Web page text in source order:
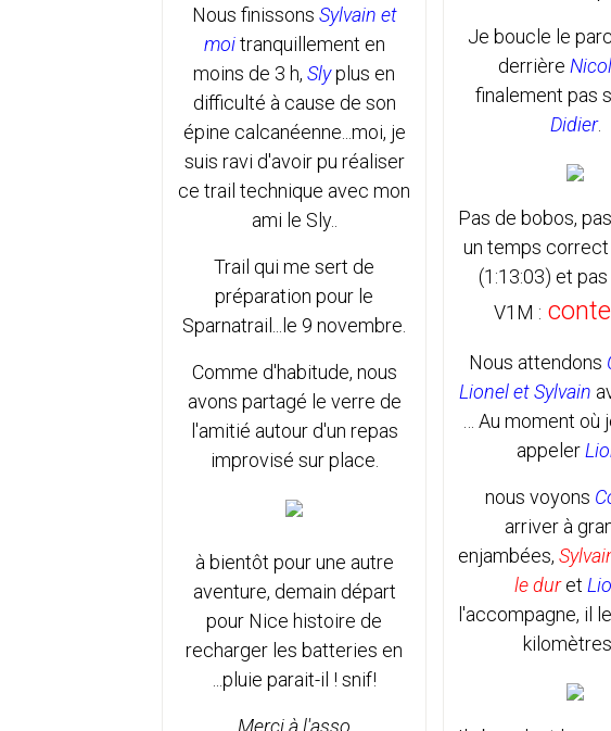
Nous finissons Sylvain et
moitranquillement en
moins de 3 h, Slyplus en
difficulté à cause de son
épine calcanéenne...moi, je
suis ravi d'avoir pu réaliser
ce trail technique avec mon
ami le Sly..
Trail qui me sert de
préparation pour le
Sparnatrail...le 9 novembre.
Comme d'habitude, nous
avons partagé le verre de
l'amitié autour d'un repas
improvisé sur place.
à bientôt pour une autre
aventure, demain départ
pour Nice histoire de
recharger les batteries en
...pluie parait-il ! snif!
Merci à l'asso
Je boucle le
derrière
finalement pas
Didier.
Pas de bobos,
un temps
(1:13:03) et
V1M :
Nous attendons
Lionel et Sylvain
… Au moment où
appeler
nous voyons
arriver à
enjambées,
le dur et
l'accompagne, il
kilomètres